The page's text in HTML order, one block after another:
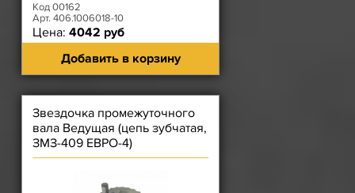
Код 00162
Арт. 406.1006018-10
Цена: 4042 руб
Добавить в корзину
Звездочка промежуточного
вала Ведущая (цепь зубчатая,
ЗМЗ-409 ЕВРО-4)